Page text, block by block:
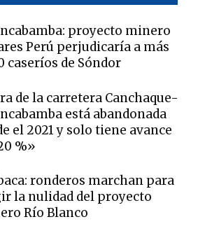
proyecto minero
Perú perjudicaría a más
caseríos de Sóndor
de la carretera Canchaque-
está abandonada
el 2021 y solo tiene avance
%»
ronderos marchan para
la nulidad del proyecto
Río Blanco